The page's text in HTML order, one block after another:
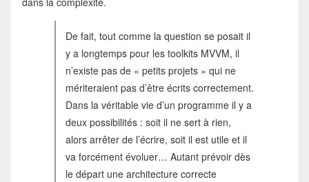
De fait, tout comme la question se posait il
y a longtemps pour les toolkits MVVM, il
n’existe pas de « petits projets » qui ne
mériteraient pas d’être écrits correctement.
Dans la véritable vie d’un programme il y a
deux possibilités : soit il ne sert à rien,
alors arrêter de l’écrire, soit il est utile et il
va forcément évoluer… Autant prévoir dès
le départ une architecture correcte